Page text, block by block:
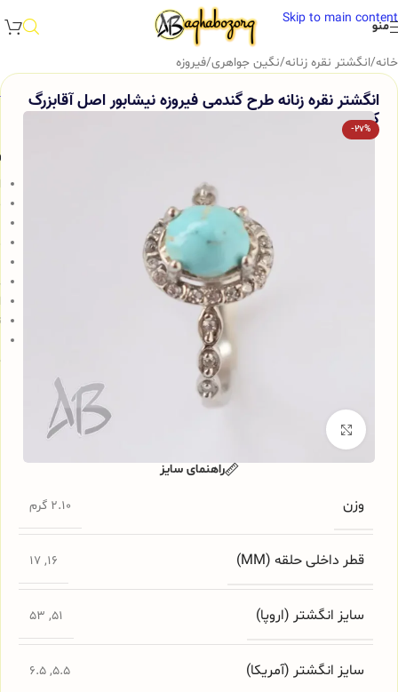
Skip to main content
منو
خانه/انگشتر نقره زنانه/نگین جواهری/فیروزه
انگشتر نقره زنانه طرح گندمی فیروزه نیشابور اصل آقابزرگ
کد 586-27%
برای بزرگنمایی کلیک کنید
وزن 2.10 گرم
قطر داخلی حلقه (MM) 16
,
17
سایز انگشتر (اروپا) 51
,
53
سایز انگشتر (آمریکا) 5.5
,
6.5
راهنمای سایز